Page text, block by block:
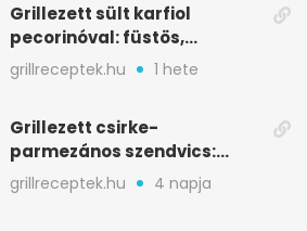
Grillezett sült karfiol
pecorinóval: füstös,
karamellizált nyári kedvenc
grillreceptek.hu 1 hete
Grillezett csirke-
parmezános szendvics:
ropogós csirke, olvadó sajt
grillreceptek.hu 4 napja